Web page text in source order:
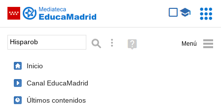
Saltar navegación
Palabra o frase: Búsqueda avanzada
Ayuda
(en
Inicio
Canal EducaMadrid
Últimos contenidos